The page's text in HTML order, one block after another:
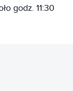
godz. 11:30